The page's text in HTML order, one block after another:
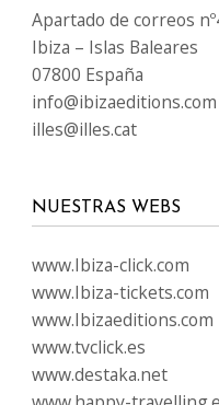
www.destaka.net
www.happy-travelling.es
IDIOMAS
SÍGUENOS